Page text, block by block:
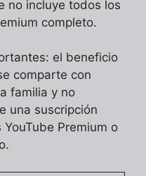
no incluye todos los
completo.
el beneficio
comparte con
familia y no
una suscripción
Premium o